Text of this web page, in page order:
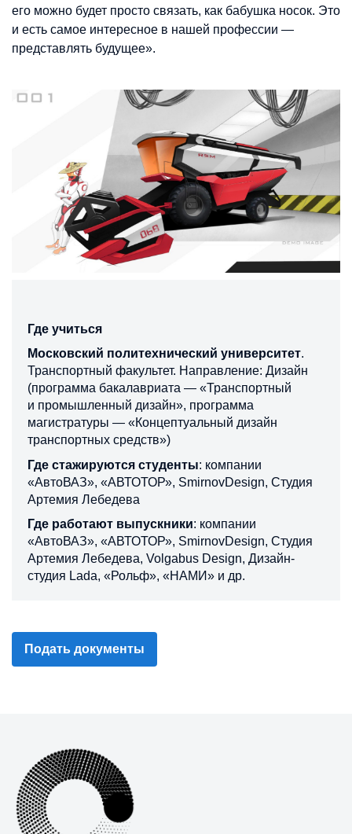
его можно будет просто связать, как бабушка носок. Это
и есть самое интересное в нашей профессии —
представлять будущее».
Где учиться
Московский политехнический университет.
Транспортный факультет. Направление: Дизайн
(программа бакалавриата — «Транспортный
и промышленный дизайн», программа
магистратуры — «Концептуальный дизайн
транспортных средств»)
Где стажируются студенты: компании
«АвтоВАЗ», «АВТОТОР», SmirnovDesign, Студия
Артемия Лебедева
Где работают выпускники: компании
«АвтоВАЗ», «АВТОТОР», SmirnovDesign, Студия
Артемия Лебедева, Volgabus Design, Дизайн-
студия Lada, «Рольф», «НАМИ» и др.
Подать документы